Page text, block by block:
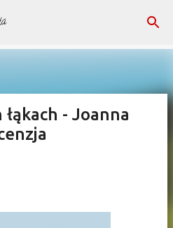
zawartości
- Joanna